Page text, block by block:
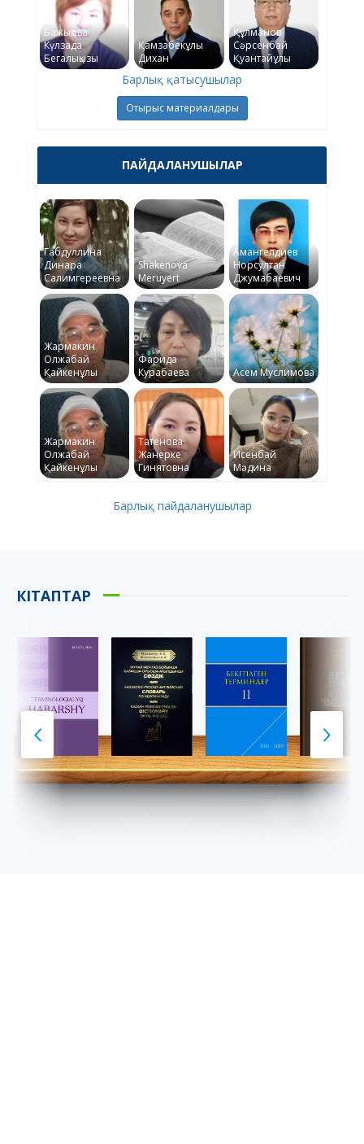
Бажықова
Күлзада
Бегалықызы
Қамзабекұлы
Дихан
Құлманов
Сәрсенбай
Қуантайұлы
Барлық қатысушылар
Отырыс материалдары
ПАЙДАЛАНУШЫЛАР
Габдуллина
Динара
Салимгереевна
Shakenova
Meruyert
Амангелдиев
Норсултан
Джумабаевич
Жармакин
Олжабай
Қайкенұлы
Фарида
Курабаева
Асем Муслимова
Жармакин
Олжабай
Қайкенұлы
Татенова
Жанерке
Гинятовна
Исенбай
Мәдина
Барлық пайдаланушылар
КІТАПТАР